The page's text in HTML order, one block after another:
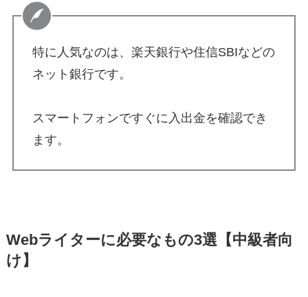
特に人気なのは、楽天銀行や住信SBIなどの
ネット銀行です。
スマートフォンですぐに入出金を確認でき
ます。
Webライターに必要なもの3選 【中級者向
け】